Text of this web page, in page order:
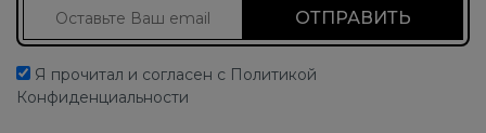
Я прочитал и согласен с Политикой
Конфиденциальности